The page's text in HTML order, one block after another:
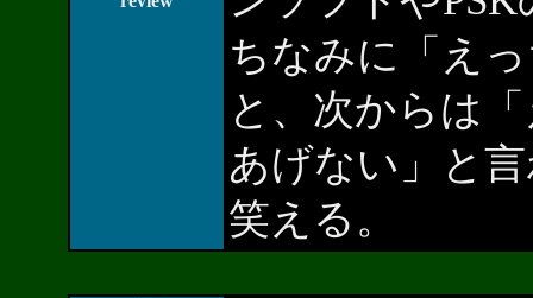
ちなみに「え
と、次からは
あげない」と
笑える。